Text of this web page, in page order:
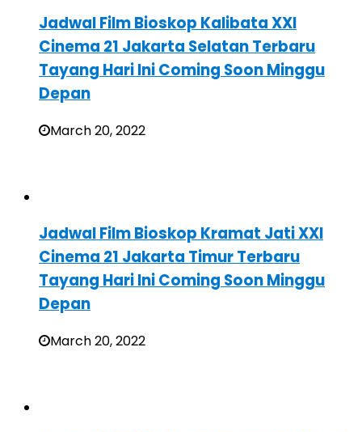
Jadwal Film Bioskop Kalibata XXI
Cinema 21 Jakarta Selatan Terbaru
Tayang Hari Ini Coming Soon Minggu
Depan
March 20, 2022
Jadwal Film Bioskop Kramat Jati XXI
Cinema 21 Jakarta Timur Terbaru
Tayang Hari Ini Coming Soon Minggu
Depan
March 20, 2022